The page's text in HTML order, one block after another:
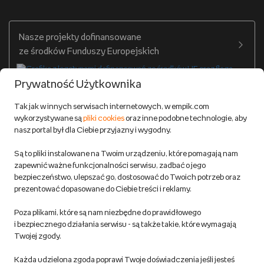
Zwroty
Reklamacje
Regulamin empik.com
Pozostałe Regulaminy Empiku
Polityka prywatności empik.com
Do 100 zł na pierwsze zakupy w aplikacji. Pobierz i
korzystaj z kodów zniżkowych.Dowiedz się więcej
Nasze projekty dofinansowane
ze środków Funduszy Europejskich
Prywatność Użytkownika
Tak jak w innych serwisach internetowych, w empik.com
wykorzystywane sąpliki cookiesoraz inne podobne technologie, aby
nasz portal był dla Ciebie przyjazny i wygodny.
Są to pliki instalowane na Twoim urządzeniu, które pomagają nam
zapewnić ważne funkcjonalności serwisu, zadbać o jego
bezpieczeństwo, ulepszać go, dostosować do Twoich potrzeb oraz
prezentować dopasowane do Ciebie treści i reklamy.
Poza plikami, które są nam niezbędne do prawidłowego
i bezpiecznego działania serwisu - są także takie, które wymagają
Twojej zgody.
Każda udzielona zgoda poprawi Twoje doświadczenia jeśli jesteś